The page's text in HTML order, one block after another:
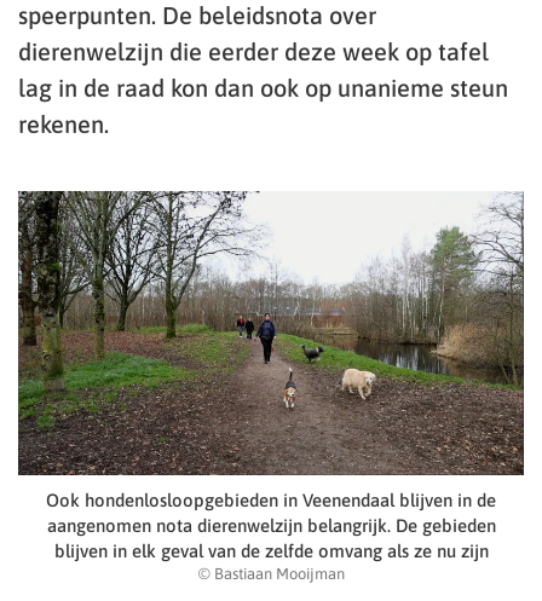
speerpunten. De beleidsnota over
dierenwelzijn die eerder deze week op tafel
lag in de raad kon dan ook op unanieme steun
rekenen.
Ook hondenlosloopgebieden in Veenendaal blijven in de
aangenomen nota dierenwelzijn belangrijk. De gebieden
blijven in elk geval van de zelfde omvang als ze nu zijn
© Bastiaan Mooijman